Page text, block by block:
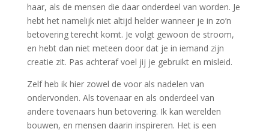
haar, als de mensen die daar onderdeel van worden. Je
hebt het namelijk niet altijd helder wanneer je in zo’n
betovering terecht komt. Je volgt gewoon de stroom,
en hebt dan niet meteen door dat je in iemand zijn
creatie zit. Pas achteraf voel jij je gebruikt en misleid.
Zelf heb ik hier zowel de voor als nadelen van
ondervonden. Als tovenaar en als onderdeel van
andere tovenaars hun betovering. Ik kan werelden
bouwen, en mensen daarin inspireren. Het is een